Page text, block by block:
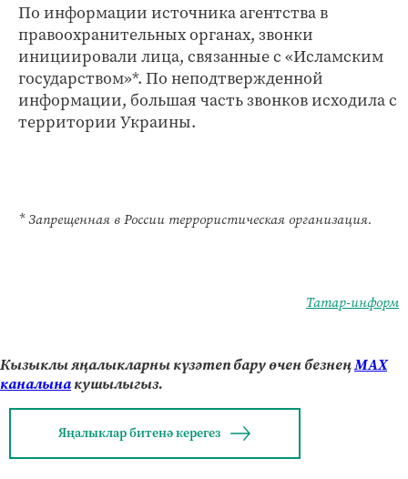
По информации источника агентства в
правоохранительных органах, звонки
инициировали лица, связанные с «Исламским
государством»*. По неподтвержденной
информации, большая часть звонков исходила с
территории Украины.
* Запрещенная в России террористическая организация.
Татар-информ
Кызыклы яңалыкларны күзәтеп бару өчен безнеңМАХ
каналынакушылыгыз.
Яңалыклар битенә керегез